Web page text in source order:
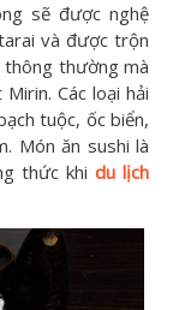
sẽ được nghệ
và được trộn
thông thường mà
Các loại hải
tuộc, ốc biển,
Món ăn sushi là
thức khidu lịch